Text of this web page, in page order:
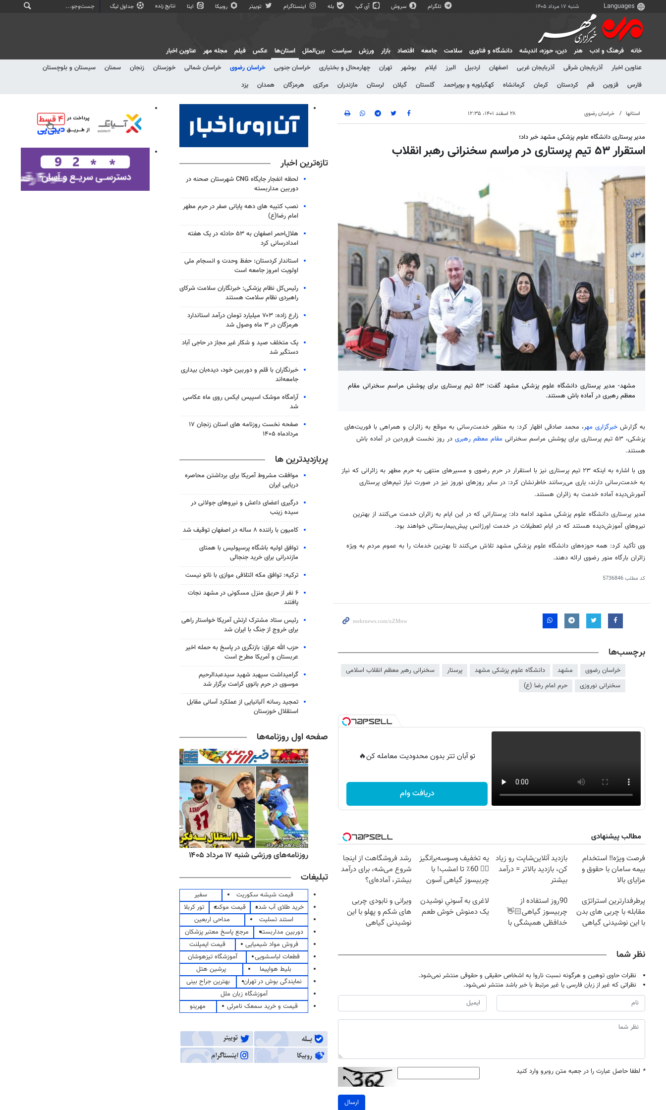
شنبه ۱۷ مرداد ۱۴۰۵ تلگرام سروش آی گپ بله اینستاگرام توییتر روبیکا ایتا نتایج زنده جداول لیگ
خانه فرهنگ و ادب هنر دين، حوزه، انديشه دانشگاه و فناوری سلامت جامعه اقتصاد بازار ورزش سیاست بین‌الملل
استان‌ها
عناوین اخبار
آذربایجان شرقی آذربایجان غربی اصفهان اردبیل البرز ایلام بوشهر تهران چهارمحال و بختیاری خراسان جنوبی خراسان رضوی خراسان شمالی خوزستان زنجان سمنان
سیستان و بلوچستان
فارس
قزوین قم کردستان کرمان کرمانشاه کهگیلویه و بویراحمد گلستان گیلان لرستان مازندران مرکزی هرمزگان همدان یزد
عکس فیلم مجله مهر عناوین اخبار
استانها خراسان رضوی ۲۸ اسفند ۱۴۰۱، ۱۲:۳۵
مدیر پرستاری دانشگاه علوم پزشکی مشهد خبر داد؛
استقرار ۵۳ تیم پرستاری در مراسم سخنرانی رهبر انقلاب
مشهد- مدیر پرستاری دانشگاه علوم پزشکی مشهد گفت: ۵۳ تیم پرستاری برای پوشش مراسم سخنرانی مقام
معظم رهبری در آماده باش هستند.
به گزارش خبرگزاری مهر، محمد صادقی اظهار کرد: به منظور خدمت‌رسانی به موقع به زائران و همراهی با فوریت‌های
پزشکی، ۵۳ تیم پرستاری برای پوشش مراسم سخنرانی
مقام معظم رهبری در روز نخست فروردین در آماده باش
هستند.
وی با اشاره به اینکه ۲۳ تیم پرستاری نیز با استقرار در حرم رضوی و مسیرهای منتهی به حرم مطهر به زائرانی که نیاز
به خدمت‌رسانی دارند، یاری می‌رسانند خاطرنشان کرد: در سایر روزهای نوروز نیز در صورت نیاز تیم‌های پرستاری
آمورش‌دیده آماده خدمت به زائران هستند.
مدیر پرستاری دانشگاه علوم پزشکی مشهد ادامه داد: پرستارانی که در این ایام به زائران خدمت می‌کنند از بهترین
نیروهای آموزش‌دیده هستند که در ایام تعطیلات در خدمت اورژانس پیش‌بیمارستانی خواهند بود.
وی تأکید کرد: همه حوزه‌های دانشگاه علوم پزشکی مشهد تلاش می‌کنند تا بهترین خدمات را به عموم مردم به ویژه
زائران بارگاه منور رضوی ارائه دهند.
کد مطلب5736846
برچسب‌ها
خراسان رضوی مشهد دانشگاه علوم پزشکی مشهد پرستار
سخنرانی رهبر معظم انقلاب اسلامی
سخنرانی نوروزی
حرم امام رضا (ع)
تو آبان تتر بدون محدودیت معامله کن🔥
دریافت وام
مطالب پیشنهادی
فرصت ویژه‼️ استخدام
بیمه سامان با حقوق و
مزایای بالا
بازدید آنلاین‌شاپت رو زیاد
کن، بازدید بالاتر = درآمد
بیشتر
یه تخفیف وسوسه‌برانگیز
👈🏻 60٪ تا امشب! با
چربیسوز گیاهی آسون
رشد فروشگاهت از اینجا
شروع می‌شه، برای درآمد
بیشتر، آماده‌ای؟
پرطرفدارترین استراتژی
مقابله با چربی های بدن
با این نوشیدنی گیاهی
90روز استفاده از
چربیسوز گیاهی👋🏻
خدافظی همیشگی با
لاغری به آسونیِ نوشیدن
یک دمنوش خوش طعم
ویرانی و نابودی چربی
های شکم و پهلو با این
نوشیدنی گیاهی
نظر شما
نظرات حاوی توهین و هرگونه نسبت ناروا به اشخاص حقیقی و حقوقی منتشر نمی‌شود.
نظراتی که غیر از زبان فارسی یا غیر مرتبط با خبر باشد منتشر نمی‌شود.
* لطفا حاصل عبارت را در جعبه متن روبرو وارد کنید
ارسال
تازه‌ترین اخبار
لحظه انفجار جایگاه CNG شهرستان صحنه در
دوربین مداربسته
نصب کتیبه های دهه پایانی صفر در حرم مطهر
امام رضا(ع)
هلال‌احمر اصفهان به ۵۳ حادثه در یک هفته
امدادرسانی کرد
استاندار کردستان: حفظ وحدت و انسجام ملی
اولویت امروز جامعه است
رئیس‌کل نظام پزشکی: خبرنگاران سلامت شرکای
راهبردی نظام سلامت هستند
زارع زاده: ۷۰۳ میلیارد تومان درآمد استاندارد
هرمزگان در ۳ ماه وصول شد
یک متخلف صید و شکار غیر مجاز در حاجی آباد
دستگیر شد
خبرنگاران با قلم و دوربین خود، دیده‌بان بیداری
جامعه‌اند
آرامگاه موشک اسپیس ایکس روی ماه عکاسی
شد
صفحه نخست روزنامه های استان زنجان ۱۷
مردادماه ۱۴۰۵
پربازدیدترین ها
موافقت مشروط آمریکا برای برداشتن محاصره
دریایی ایران
درگیری اعضای داعش و نیروهای جولانی در
سیده زینب
کامیون با راننده ۸ ساله در اصفهان توقیف شد
توافق اولیه باشگاه پرسپولیس با همتای
مازندرانی برای خرید جنجالی
ترکیه: توافق مکه ائتلافی موازی با ناتو نیست
۶ نفر از حریق منزل مسکونی در مشهد نجات
یافتند
رئیس ستاد مشترک ارتش آمریکا خواستار راهی
برای خروج از جنگ با ایران شد
حزب الله عراق: بازنگری در پاسخ به حمله اخیر
عربستان و آمریکا مطرح است
گرامیداشت سپهبد شهید سیدعبدالرحیم
موسوی در حرم بانوی کرامت برگزار شد
تمجید رسانه آلبانیایی از عملکرد آسانی مقابل
استقلال خوزستان
صفحه اول روزنامه‌ها
روزنامه‌های صبح شنبه ۱۷ مرداد ۱۴۰۵ روزنامه‌های اقتصادی شنبه ۱۷ مرداد ۱۴۰۵ روزنامه‌های ورزشی شنبه ۱۷ مرداد ۱۴۰۵
تبلیغات
قیمت شیشه سکوریت
سفیر
خرید طلای آب شده
قیمت موکت
تور کربلا
استند تسلیت
مداحی اربعین
دوربین مداربسته
مرجع پاسخ معتبر پزشکان
فروش مواد شیمیایی
قیمت ایمپلنت
قطعات لباسشویی
آموزشگاه تیزهوشان
بلیط هواپیما
پرشین هتل
نمایندگی بوش در تهران
بهترین جراح بینی
آموزشگاه زبان ملل
قیمت و خرید سمعک نامرئی
مهرینو